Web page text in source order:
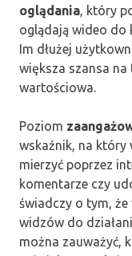
oglądania, który
oglądają wideo do
Im dłużej
większa szansa
wartościowa.
Poziom
wskaźnik, na który
mierzyć poprzez
komentarze czy
świadczy o tym, że
widzów do
można zauważyć,